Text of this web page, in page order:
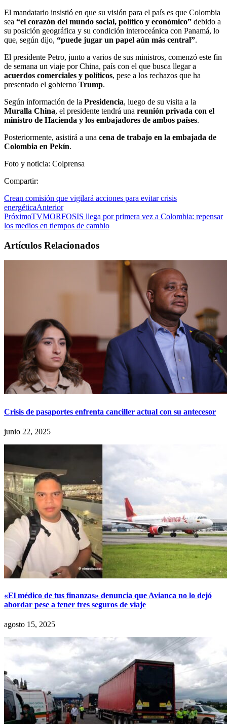
El mandatario insistió en que su visión para el país es que Colombia
sea “el corazón del mundo social, político y económico” debido a
su posición geográfica y su condición interoceánica con Panamá, lo
que, según dijo, “puede jugar un papel aún más central”.
El presidente Petro, junto a varios de sus ministros, comenzó este fin
de semana un viaje por China, país con el que busca llegar a
acuerdos comerciales y políticos, pese a los rechazos que ha
presentado el gobierno Trump.
Según información de la Presidencia, luego de su visita a la
Muralla China, el presidente tendrá una reunión privada con el
ministro de Hacienda y los embajadores de ambos países.
Posteriormente, asistirá a una cena de trabajo en la embajada de
Colombia en Pekín.
Foto y noticia: Colprensa
Compartir:
Crean comisión que vigilará acciones para evitar crisis
energéticaAnterior
PróximoTVMORFOSIS llega por primera vez a Colombia: repensar
los medios en tiempos de cambio
Artículos Relacionados
Crisis de pasaportes enfrenta canciller actual con su antecesor
junio 22, 2025
«El médico de tus finanzas» denuncia que Avianca no lo dejó
abordar pese a tener tres seguros de viaje
agosto 15, 2025